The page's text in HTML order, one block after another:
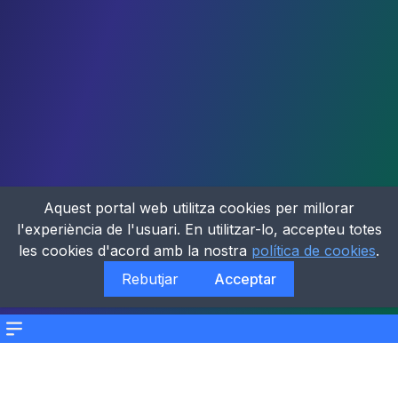
Menu
Aquest portal web utilitza cookies per millorar
l'experiència de l'usuari. En utilitzar-lo, accepteu totes
les cookies d'acord amb la nostra política de cookies.
Rebutjar
Acceptar